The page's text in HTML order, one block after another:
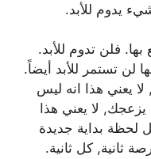
يدوم للأبد.
بها. فلن تدوم للأبد.
لن تستمر للأبد أيضاً.
يعني هذا انه ليس
لا يعني هذا
لحظة بداية جديدة
ثانية, كل ثانية.